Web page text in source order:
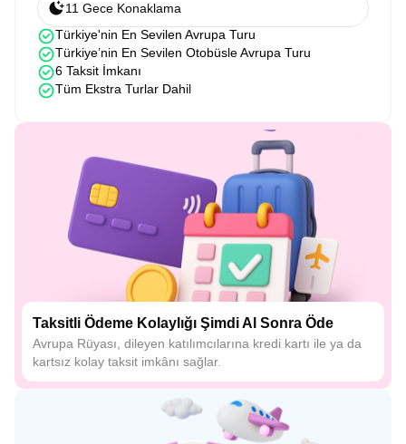
11 Gece Konaklama
Türkiye'nin En Sevilen Avrupa Turu
Türkiye’nin En Sevilen Otobüsle Avrupa Turu
6 Taksit İmkanı
Tüm Ekstra Turlar Dahil
Taksitli Ödeme Kolaylığı Şimdi Al Sonra Öde
Avrupa Rüyası, dileyen katılımcılarına kredi kartı ile ya da
kartsız kolay taksit imkânı sağlar.